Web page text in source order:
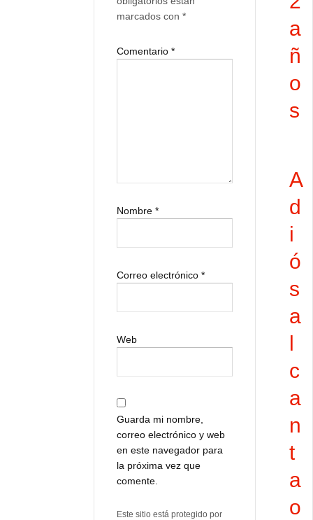
marcados con*
Comentario*
Nombre*
Correo electrónico*
Web
Guarda mi nombre,
correo electrónico y web
en este navegador para
la próxima vez que
comente.
Este sitio está protegido por
a
ñ
o
s
A
d
i
ó
s
a
l
c
a
n
t
a
o